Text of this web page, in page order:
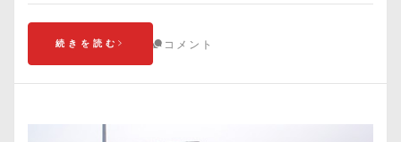
続きを読む コメント